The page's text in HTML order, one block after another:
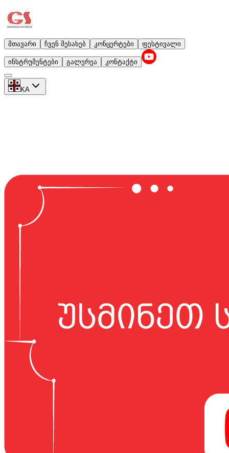
მთავარი ჩვენ შესახებ კონცერტები ფესტივალი
ინსტრუმენტები გალერეა კონტაქტი
KA